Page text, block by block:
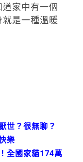
家中有一個
是一種溫暖
世？很無聊？
樂
全國家貓174萬